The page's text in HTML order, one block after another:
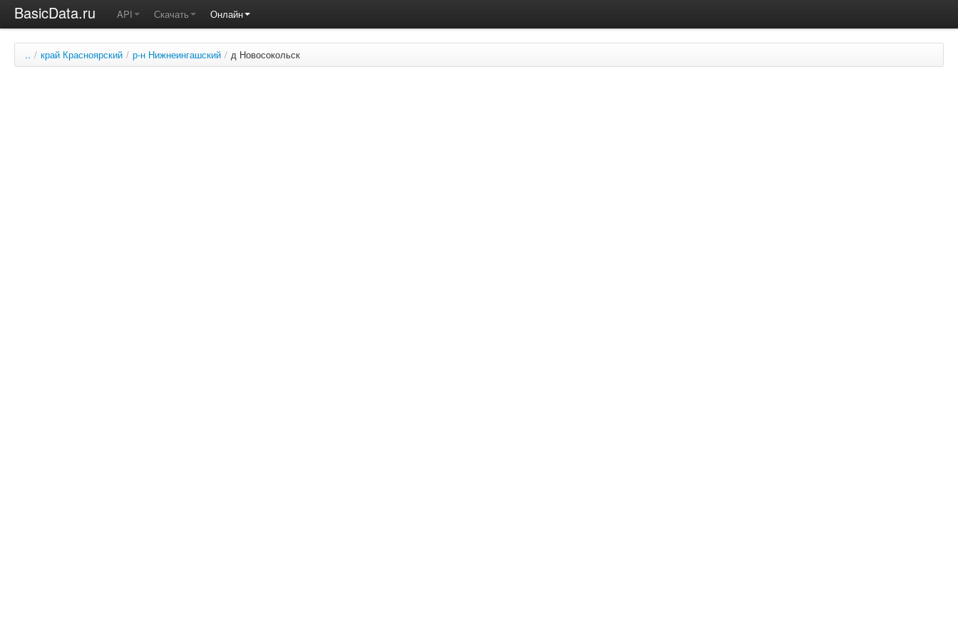
BasicData.ru API Скачать Онлайн
.. / край Красноярский / р-н Нижнеингашский / д Новосокольск